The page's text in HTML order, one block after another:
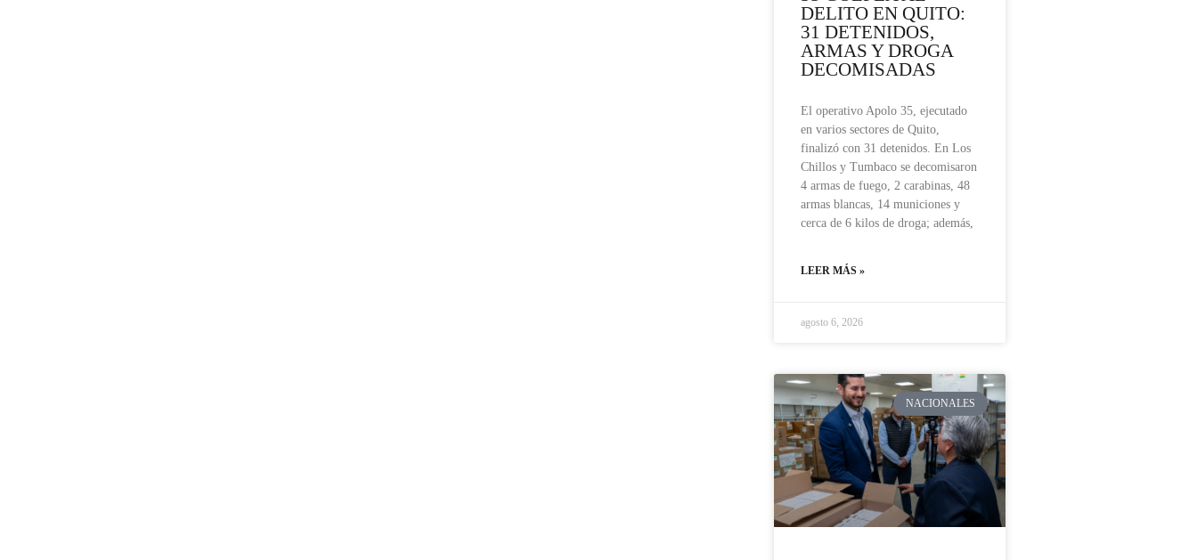
DELITO EN QUITO:
31 DETENIDOS,
ARMAS Y DROGA
DECOMISADAS
El operativo Apolo 35, ejecutado
en varios sectores de Quito,
finalizó con 31 detenidos. En Los
Chillos y Tumbaco se decomisaron
4 armas de fuego, 2 carabinas, 48
armas blancas, 14 municiones y
cerca de 6 kilos de droga; además,
LEER MÁS »
agosto 6, 2026
NACIONALES